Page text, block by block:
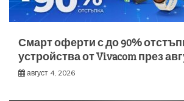
Смарт оферти с до 90%
устройства от Vivacom през
август 4, 2026